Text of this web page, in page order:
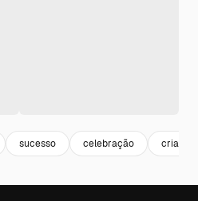
sucesso celebração criador